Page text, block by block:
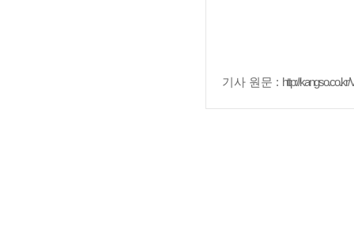
기사 원문 : http://